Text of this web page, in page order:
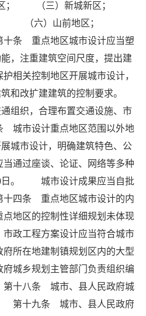
区； （三）新城新区；
带； （六）山前地区；
条 重点地区城市设计应当塑
，注重建筑空间尺度，提出建
关控制地区开展城市设计，
和改扩建建筑的控制要求。
组织，合理布置交通设施、市
城市设计重点地区范围以外地
城市设计，明确建筑特色、公
通过座谈、论证、网络等多种
日。 城市设计成果应当自批
四条 重点地区城市设计的内
地区的控制性详细规划未体现
政工程方案设计应当符合城市
所在地建制镇规划区内的大型
城乡规划主管部门负责组织编
十八条 城市、县人民政府城
第十九条 城市、县人民政府